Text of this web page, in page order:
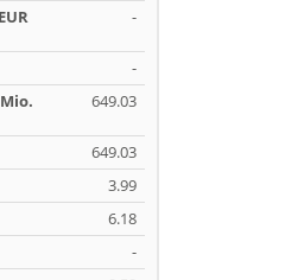
-
-
649.03
649.03
3.99
6.18
-